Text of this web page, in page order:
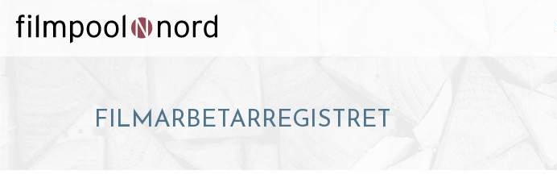
FILMARBETARREGISTRET